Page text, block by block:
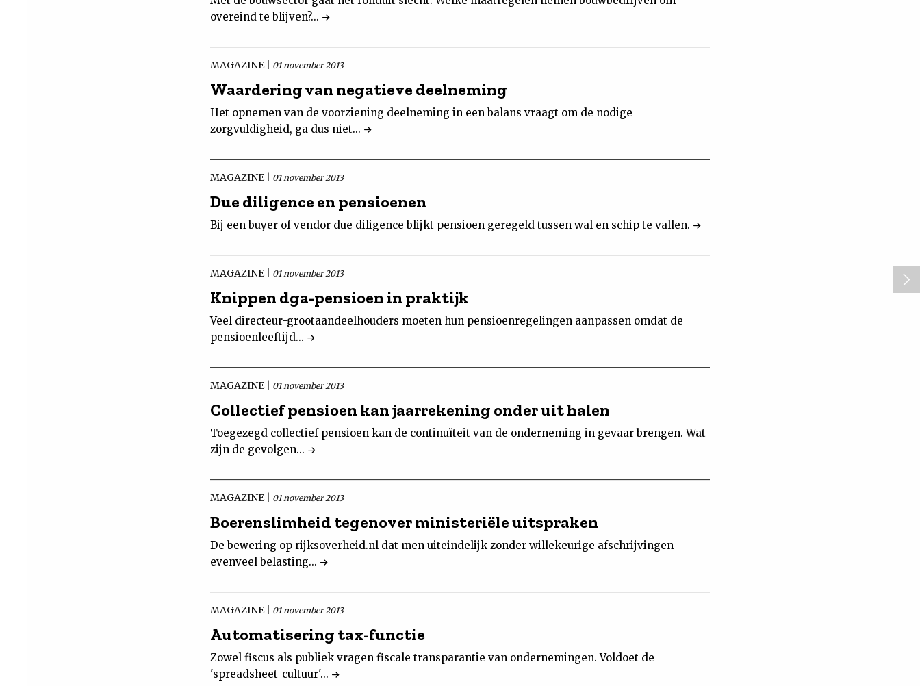
overeind te blijven?...
MAGAZINE | 01 november 2013
Waardering van negatieve deelneming
Het opnemen van de voorziening deelneming in een balans vraagt om de nodige
zorgvuldigheid, ga dus niet...
MAGAZINE | 01 november 2013
Due diligence en pensioenen
Bij een buyer of vendor due diligence blijkt pensioen geregeld tussen wal en schip te vallen.
MAGAZINE | 01 november 2013
Knippen dga-pensioen in praktijk
Veel directeur-grootaandeelhouders moeten hun pensioenregelingen aanpassen omdat de
pensioenleeftijd...
MAGAZINE | 01 november 2013
Collectief pensioen kan jaarrekening onder uit halen
Toegezegd collectief pensioen kan de continuïteit van de onderneming in gevaar brengen. Wat
zijn de gevolgen...
MAGAZINE | 01 november 2013
Boerenslimheid tegenover ministeriële uitspraken
De bewering op rijksoverheid.nl dat men uiteindelijk zonder willekeurige afschrijvingen
evenveel belasting...
MAGAZINE | 01 november 2013
Automatisering tax-functie
Zowel fiscus als publiek vragen fiscale transparantie van ondernemingen. Voldoet de
'spreadsheet-cultuur'...